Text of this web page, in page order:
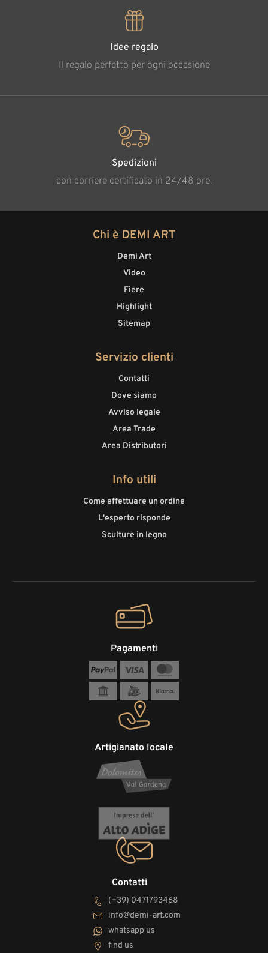
Idee regalo
Il regalo perfetto per ogni occasione
Spedizioni
con corriere certificato in 24/48 ore.
Chi è DEMI ART
Demi Art
Video
Fiere
Highlight
Sitemap
Servizio clienti
Contatti
Dove siamo
Avviso legale
Area Trade
Area Distributori
Info utili
Come effettuare un ordine
L'esperto risponde
Sculture in legno
Contatti
(+39) 0471793468
info@demi-art.com
whatsapp us
find us
Artigianato locale
Pagamenti